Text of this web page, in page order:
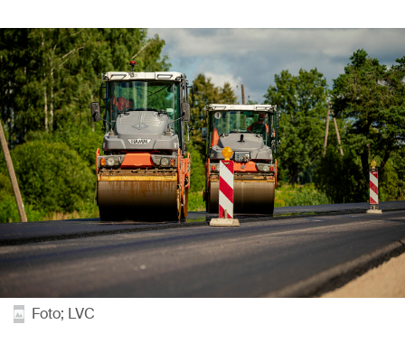
Foto; LVC